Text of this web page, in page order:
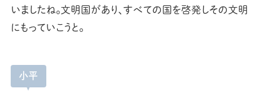
いましたね。文明国があり、すべての国を啓発しその文明
にもっていこうと。
小平